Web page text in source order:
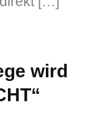
wird